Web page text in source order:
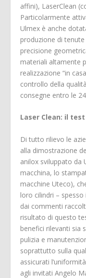
affini), LaserClean
Particolarmente
Ulmex è anche
produzione di
precisione
materiali altamente
realizzazione “in
controllo della
consegne entro le
Laser Clean: il
Di tutto rilievo le
alla dimostrazione
anilox sviluppato da
macchina, lo
macchine Uteco),
loro cilindri – spesso
dai commenti
risultato di questo
benefici rilevanti sia
pulizia e
soprattutto sulla
assicurati
agli invitati Angelo